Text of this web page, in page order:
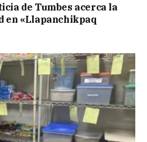
de Tumbes acerca la
en «Llapanchikpaq